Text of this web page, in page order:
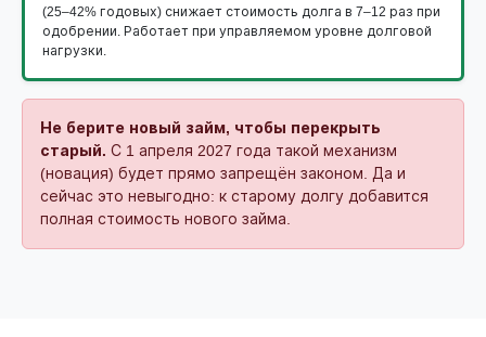
(25–42% годовых) снижает стоимость долга в 7–12 раз при
одобрении. Работает при управляемом уровне долговой
нагрузки.
Не берите новый займ, чтобы перекрыть
старый. С 1 апреля 2027 года такой механизм
(новация) будет прямо запрещён законом. Да и
сейчас это невыгодно: к старому долгу добавится
полная стоимость нового займа.